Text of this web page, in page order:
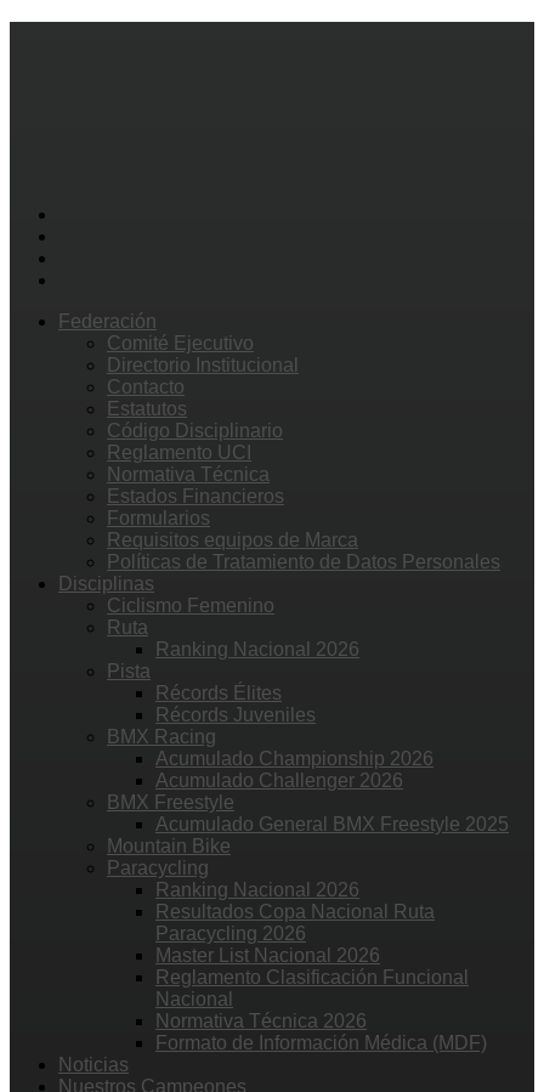
Federación
Comité Ejecutivo
Directorio Institucional
Contacto
Estatutos
Código Disciplinario
Reglamento UCI
Normativa Técnica
Estados Financieros
Formularios
Requisitos equipos de Marca
Políticas de Tratamiento de Datos Personales
Disciplinas
Ciclismo Femenino
Ruta
Ranking Nacional 2026
Pista
Récords Élites
Récords Juveniles
BMX Racing
Acumulado Championship 2026
Acumulado Challenger 2026
BMX Freestyle
Acumulado General BMX Freestyle 2025
Mountain Bike
Paracycling
Ranking Nacional 2026
Resultados Copa Nacional Ruta
Paracycling 2026
Master List Nacional 2026
Reglamento Clasificación Funcional
Nacional
Normativa Técnica 2026
Formato de Información Médica (MDF)
Noticias
Nuestros Campeones